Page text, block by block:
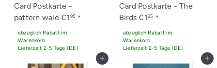
Card Postkarte -
pattern wale€1 95 *
abzüglich Rabatt im
Warenkorb
Lieferzeit 2-5 Tage (DE)
Card Postkarte - The
Birds€195 *
abzüglich Rabatt im
Warenkorb
Lieferzeit 2-5 Tage (DE)
In den Einkaufswagen legen In den Einkaufswagen legen